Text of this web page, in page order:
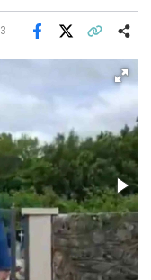
3
Facebook